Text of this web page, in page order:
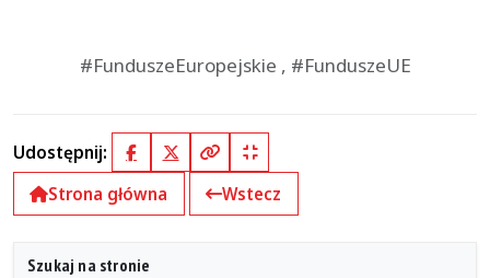
#FunduszeEuropejskie , #FunduszeUE
Udostępnij: FacebookX (Twitter)
Kopiuj pełny link
Kopiuj krótki link
Strona główna
Wstecz
Szukaj na stronie